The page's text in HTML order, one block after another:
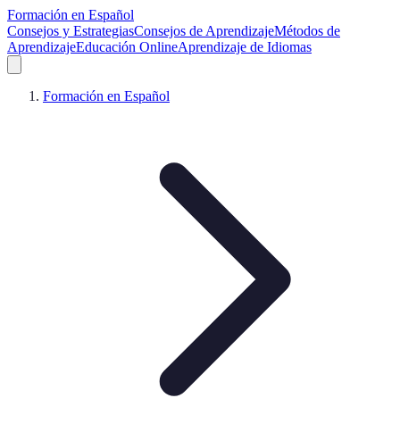
Formación en Español
Consejos y EstrategiasConsejos de AprendizajeMétodos de
AprendizajeEducación OnlineAprendizaje de Idiomas
Formación en Español